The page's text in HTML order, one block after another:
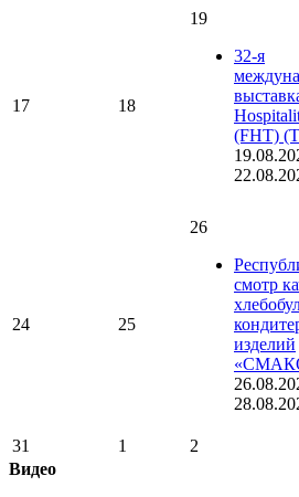
17 18
19
32-я
(FHT)
24 25
26
смотр
изделий
31 1 2
Видео